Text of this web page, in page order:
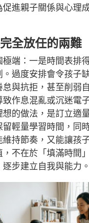
進親子關係與心理
全放任的兩難
極端：一是時間表排
過度安排會令孩子
怠與抗拒，甚至削弱
致作息混亂或沉迷電
的做法，是訂立適
輕量學習時間，同
維持節奏，又能讓孩
，不在於「填滿時間
步建立自我與能力。